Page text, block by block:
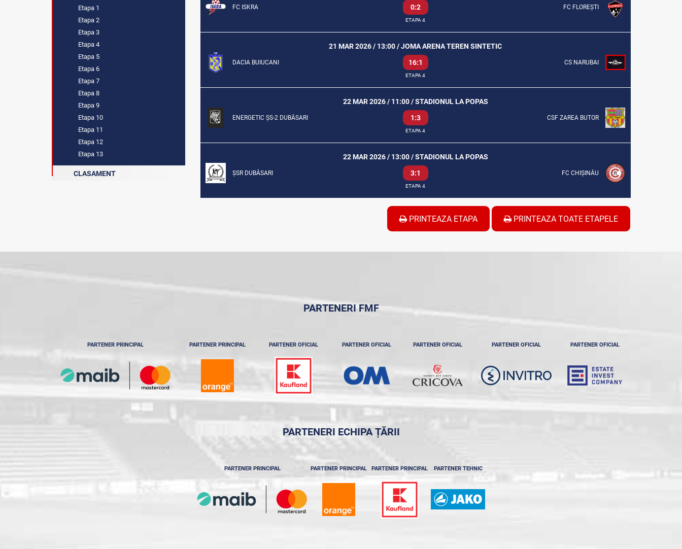
Etapa 1
Etapa 2
Etapa 3
Etapa 4
Etapa 5
Etapa 6
Etapa 7
Etapa 8
Etapa 9
Etapa 10
Etapa 11
Etapa 12
Etapa 13
CLASAMENT
FC ISKRA 0:2 FC FLOREȘTI
ETAPA 4
21 MAR 2026 / 13:00 / JOMA ARENA TEREN SINTETIC
DACIA BUIUCANI 16:1 CS NARUBAI
ETAPA 4
22 MAR 2026 / 11:00 / STADIONUL LA POPAS
ENERGETIC ȘS-2 DUBĂSARI 1:3 CSF ZAREA BUTOR
ETAPA 4
22 MAR 2026 / 13:00 / STADIONUL LA POPAS
ȘSR DUBĂSARI 3:1 FC CHIȘINĂU
ETAPA 4
PRINTEAZA ETAPA PRINTEAZA TOATE ETAPELE
PARTENERI FMF
PARTENER PRINCIPAL PARTENER PRINCIPAL PARTENER OFICIAL PARTENER OFICIAL PARTENER OFICIAL PARTENER OFICIAL PARTENER OFICIAL
PARTENERI ECHIPA ȚĂRII
PARTENER PRINCIPAL PARTENER PRINCIPAL PARTENER PRINCIPAL PARTENER TEHNIC